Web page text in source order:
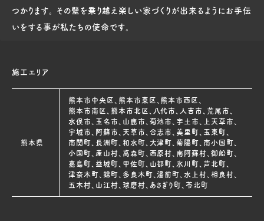
つかります。 その壁を乗り越え楽しい家づくりが出来るようにお手伝
いをする事が私たちの使命です。
施工エリア
熊本県
熊本市中央区、熊本市東区、熊本市西区、
熊本市南区、熊本市北区、八代市、人吉市、荒尾市、
水俣市、玉名市、山鹿市、菊池市、宇土市、上天草市、
宇城市、阿蘇市、天草市、合志市、美里町、玉東町、
南関町、長洲町、和水町、大津町、菊陽町、南小国町、
小国町、産山村、高森町、西原村、南阿蘇村、御船町、
嘉島町、益城町、甲佐町、山都町、氷川町、芦北町、
津奈木町、錦町、多良木町、湯前町、水上村、相良村、
五木村、山江村、球磨村、あさぎり町、苓北町